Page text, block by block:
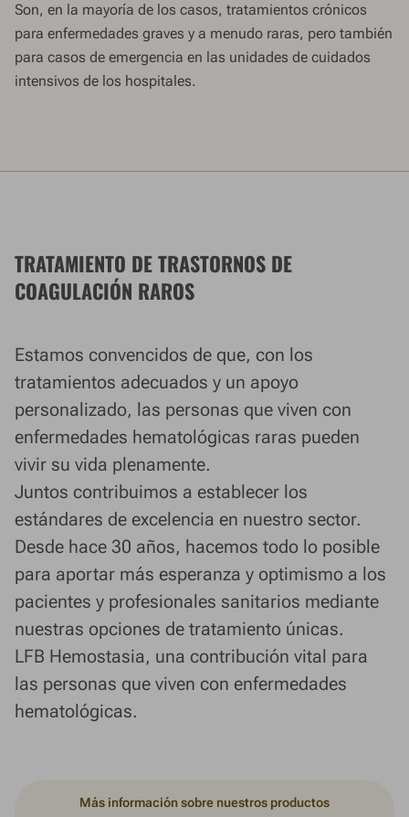
Son, en la mayoría de los casos, tratamientos crónicos
para enfermedades graves y a menudo raras, pero también
para casos de emergencia en las unidades de cuidados
intensivos de los hospitales.
TRATAMIENTO DE TRASTORNOS DE
COAGULACIÓN RAROS
Estamos convencidos de que, con los
tratamientos adecuados y un apoyo
personalizado, las personas que viven con
enfermedades hematológicas raras pueden
vivir su vida plenamente.
Juntos contribuimos a establecer los
estándares de excelencia en nuestro sector.
Desde hace 30 años, hacemos todo lo posible
para aportar más esperanza y optimismo a los
pacientes y profesionales sanitarios mediante
nuestras opciones de tratamiento únicas.
LFB Hemostasia, una contribución vital para
las personas que viven con enfermedades
hematológicas.
Más información sobre nuestros productos